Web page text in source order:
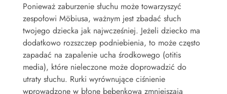
Ponieważ zaburzenie słuchu może towarzyszyć
zespołowi Möbiusa, ważnym jest zbadać słuch
twojego dziecka jak najwcześniej. Jeżeli dziecko ma
dodatkowo rozszczep podniebienia, to może często
zapadać na zapalenie ucha środkowego (otitis
media), które nieleczone może doprowadzić do
utraty słuchu. Rurki wyrównujące ciśnienie
wprowadzone w błonę bębenkową zmniejszają